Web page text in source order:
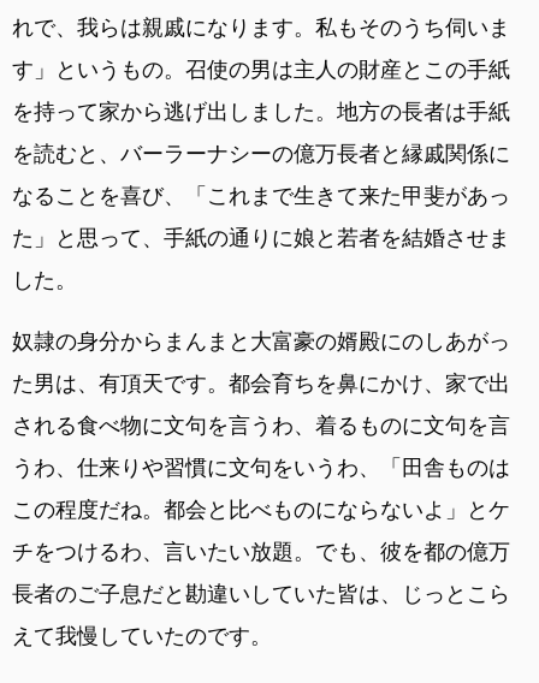
れで、我らは親戚になります。私もそのうち伺いま
す」というもの。召使の男は主人の財産とこの手紙
を持って家から逃げ出しました。地方の長者は手紙
を読むと、バーラーナシーの億万長者と縁戚関係に
なることを喜び、「これまで生きて来た甲斐があっ
た」と思って、手紙の通りに娘と若者を結婚させま
した。
奴隷の身分からまんまと大富豪の婿殿にのしあがっ
た男は、有頂天です。都会育ちを鼻にかけ、家で出
される食べ物に文句を言うわ、着るものに文句を言
うわ、仕来りや習慣に文句をいうわ、「田舎ものは
この程度だね。都会と比べものにならないよ」とケ
チをつけるわ、言いたい放題。でも、彼を都の億万
長者のご子息だと勘違いしていた皆は、じっとこら
えて我慢していたのです。